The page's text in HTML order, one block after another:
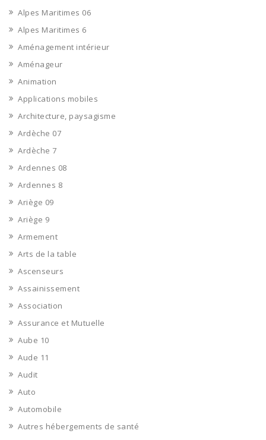
Alpes Maritimes 06
Alpes Maritimes 6
Aménagement intérieur
Aménageur
Animation
Applications mobiles
Architecture, paysagisme
Ardèche 07
Ardèche 7
Ardennes 08
Ardennes 8
Ariège 09
Ariège 9
Armement
Arts de la table
Ascenseurs
Assainissement
Association
Assurance et Mutuelle
Aube 10
Aude 11
Audit
Auto
Automobile
Autres hébergements de santé